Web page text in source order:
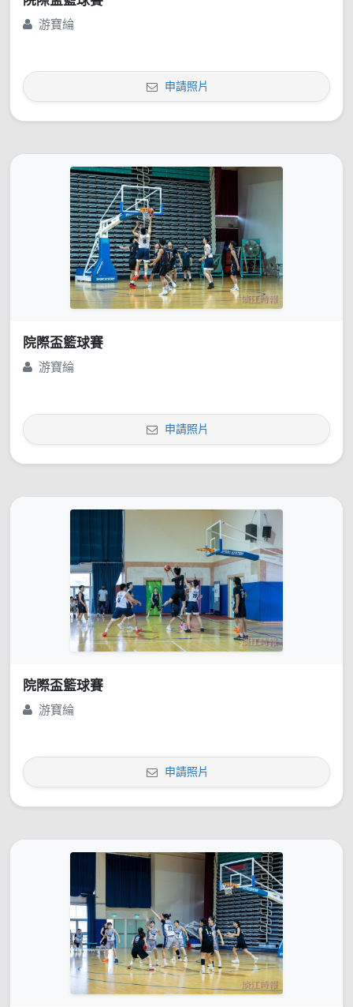
游寶綸
申請照片
院際盃籃球賽
游寶綸
申請照片
院際盃籃球賽
游寶綸
申請照片